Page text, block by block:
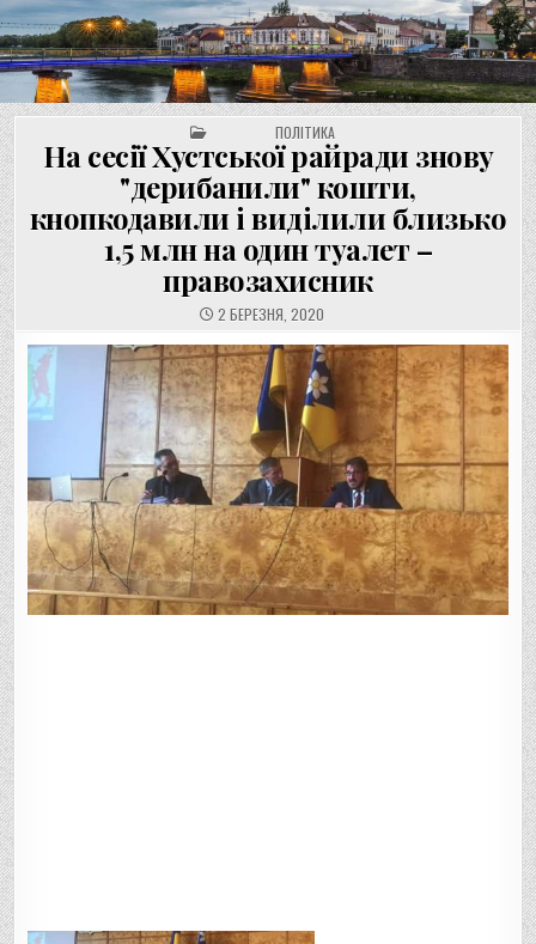
Перейти
до
вмісту
UNGVAR.UZ.UA
POSTED INПОЛІТИКА
На сесії Хустської райради знову
"дерибанили" кошти,
кнопкодавили і виділили близько
1,5 млн на один туалет –
правозахисник
2 БЕРЕЗНЯ, 2020